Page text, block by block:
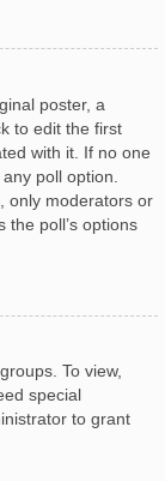
poster, a
to edit the first
with it. If no one
poll option.
only moderators or
poll’s options
To view,
special
to grant